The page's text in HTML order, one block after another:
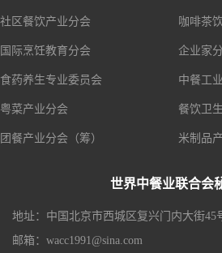
社区餐饮产业分会 咖啡茶
国际烹饪教育分会 企业家
食药养生专业委员会 中餐工
粤菜产业分会 餐饮卫
团餐产业分会（筹） 米制品
世界中餐业联合会
地址：中国北京市西城区复兴门内大街45
邮箱：wacc1991@sina.com